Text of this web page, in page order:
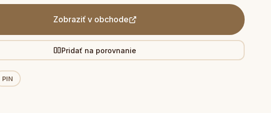
Zobraziť v obchode
Pridať na porovnanie
PIN